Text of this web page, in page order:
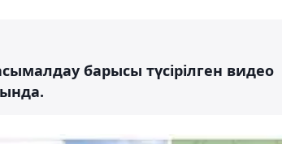
барысы түсірілген видео